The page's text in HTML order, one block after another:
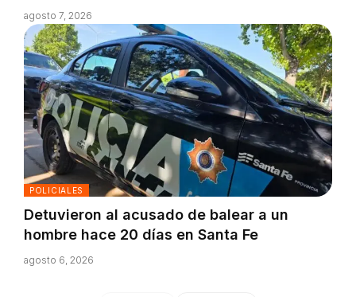
agosto 7, 2026
POLICIALES
Detuvieron al acusado de balear a un
hombre hace 20 días en Santa Fe
agosto 6, 2026